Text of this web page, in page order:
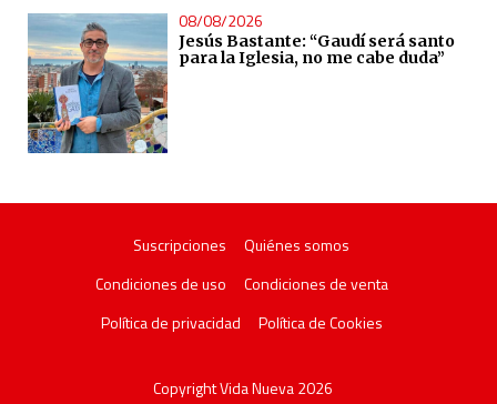
08/08/2026
Jesús Bastante: “Gaudí será santo
para la Iglesia, no me cabe duda”
Suscripciones
Quiénes somos
Condiciones de uso
Condiciones de venta
Política de privacidad
Política de Cookies
Copyright Vida Nueva 2026